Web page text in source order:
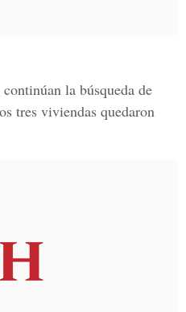
la búsqueda de
tres viviendas quedaron